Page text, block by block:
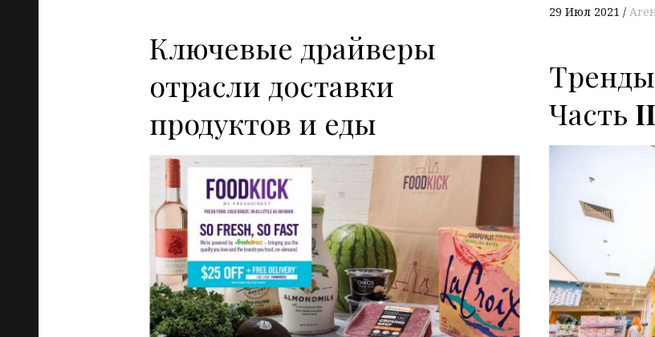
29 Июл 2021
Ключевые драйверы
отрасли доставки
продуктов и еды
Часть II